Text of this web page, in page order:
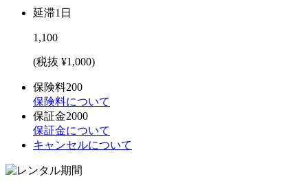
延滞1日
1,100
(税抜 ¥1,000)
保険料200
保険料について
保証金2000
保証金について
キャンセルについて